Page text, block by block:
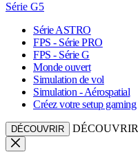
Série G5
Série ASTRO
FPS - Série PRO
FPS - Série G
Monde ouvert
Simulation de vol
Simulation - Aérospatial
Créez votre setup gaming
DÉCOUVRIR DÉCOUVRIR